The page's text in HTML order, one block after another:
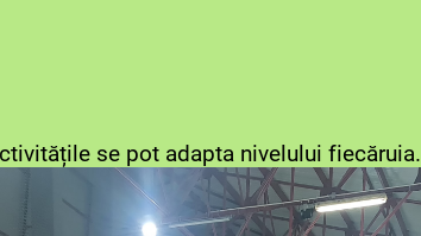
se pot adapta nivelului fiecăruia.